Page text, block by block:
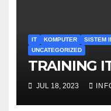
IT KOMPUTER SISTEM
UNCATEGORIZED
TRAINING
JUL 18, 2023